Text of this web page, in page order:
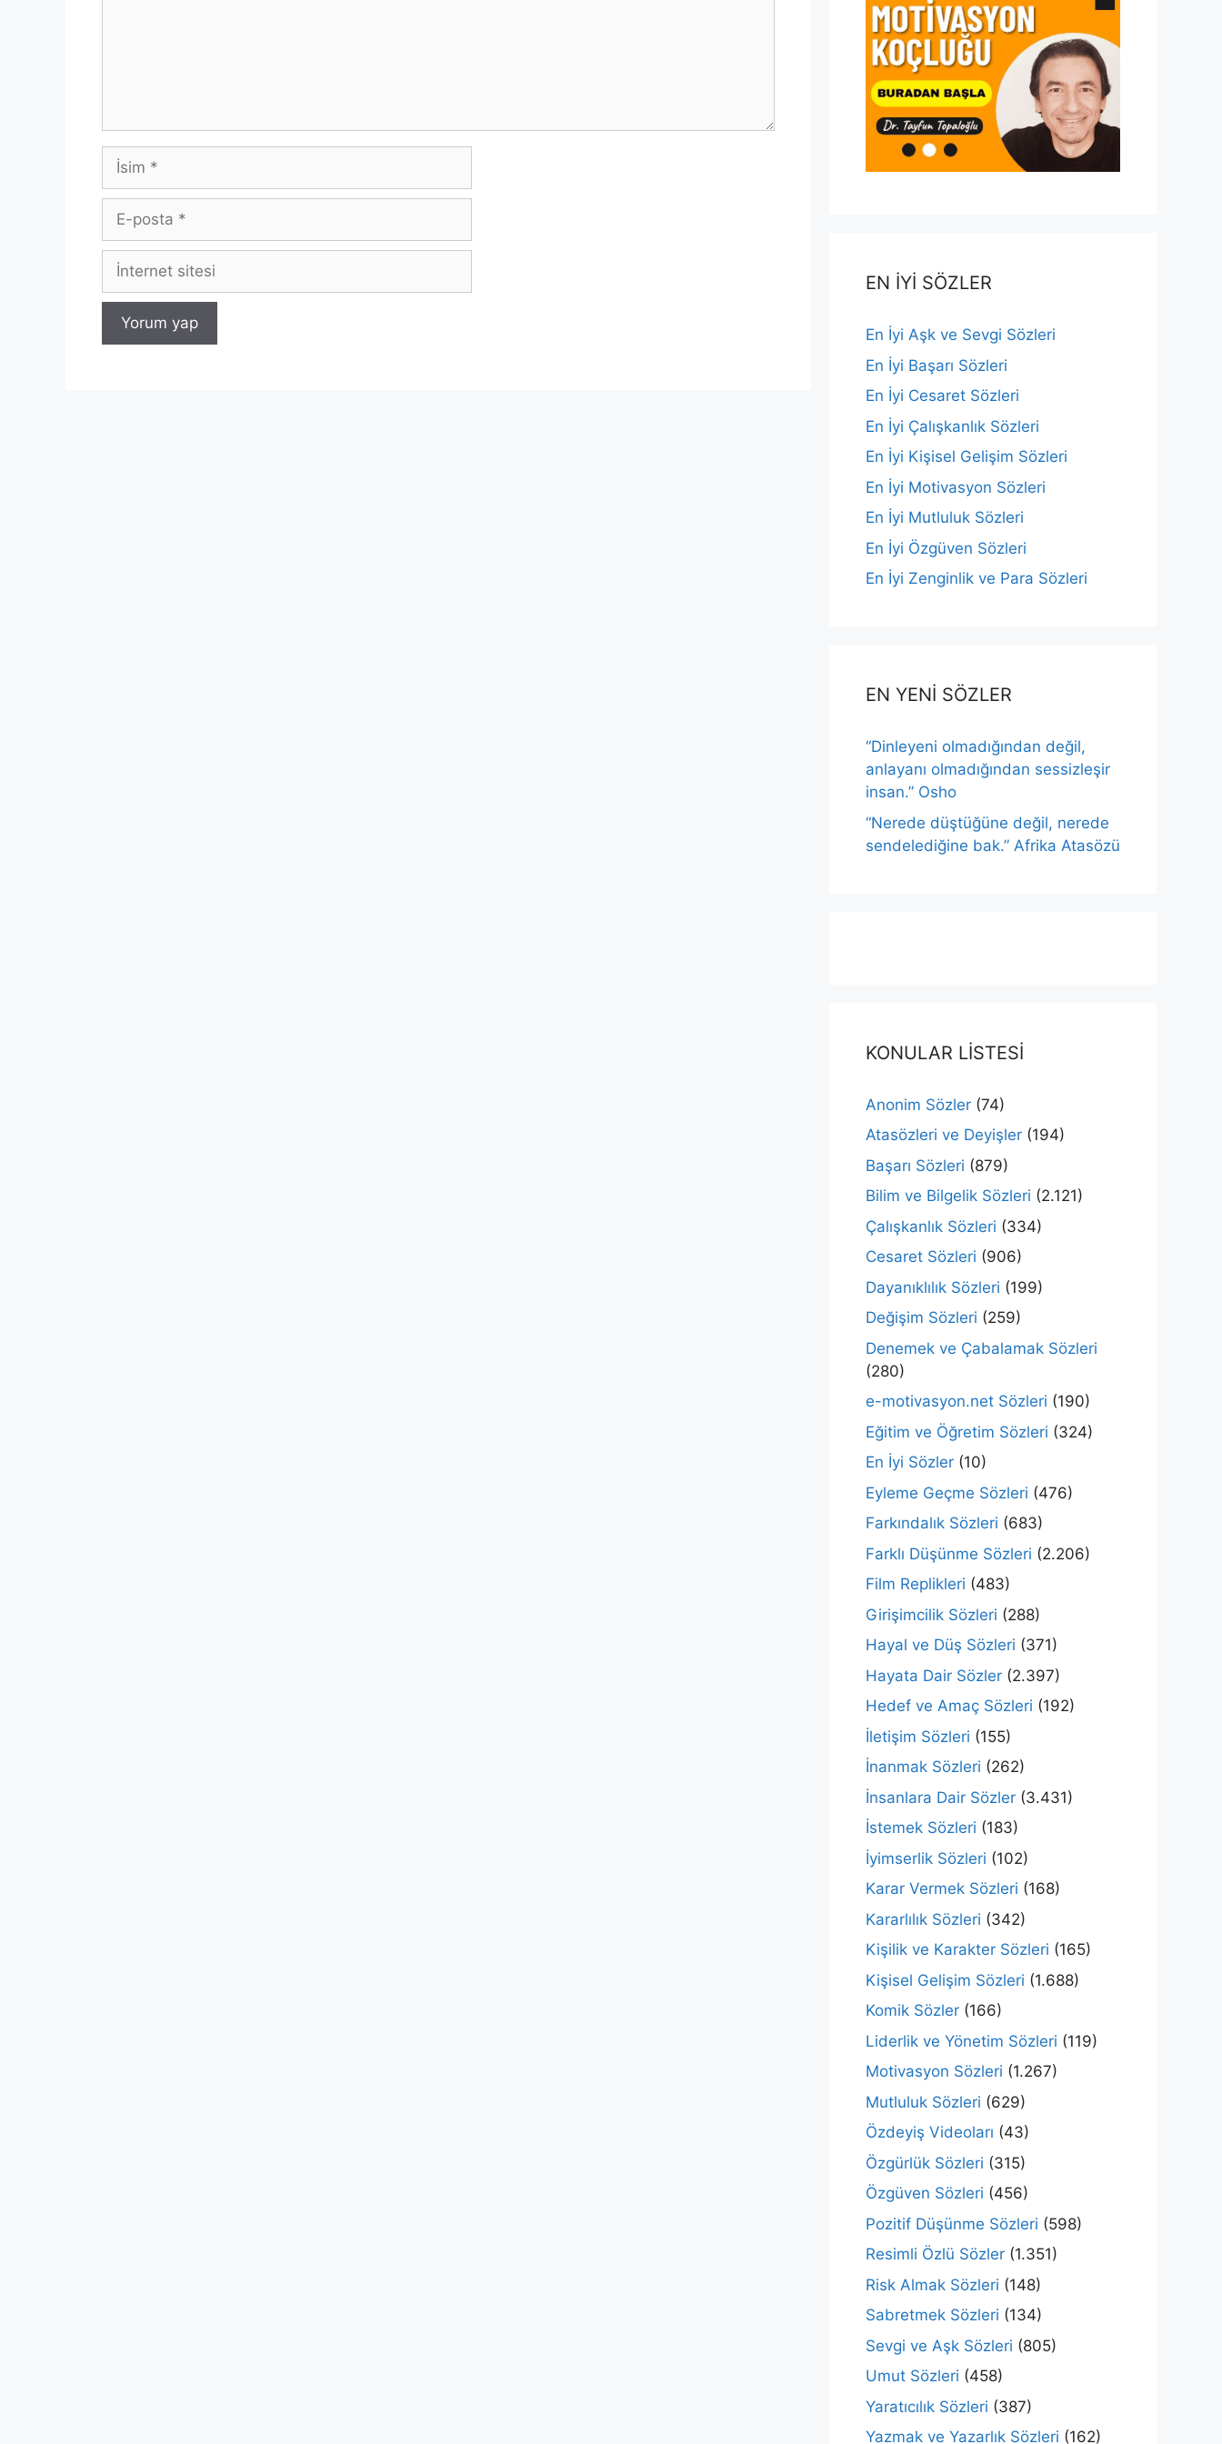
İsim
posta
İnternet
EN İYİ SÖZLER
En İyi Aşk ve Sevgi Sözleri
En İyi Başarı Sözleri
En İyi Cesaret Sözleri
En İyi Çalışkanlık Sözleri
En İyi Kişisel Gelişim Sözleri
En İyi Motivasyon Sözleri
En İyi Mutluluk Sözleri
En İyi Özgüven Sözleri
En İyi Zenginlik ve Para Sözleri
EN YENİ SÖZLER
“Dinleyeni olmadığından değil,
anlayanı olmadığından sessizleşir
insan.” Osho
“Nerede düştüğüne değil, nerede
sendelediğine bak.” Afrika Atasözü
KONULAR LİSTESİ
Anonim Sözler (74)
Atasözleri ve Deyişler (194)
Başarı Sözleri (879)
Bilim ve Bilgelik Sözleri (2.121)
Çalışkanlık Sözleri (334)
Cesaret Sözleri (906)
Dayanıklılık Sözleri (199)
Değişim Sözleri (259)
Denemek ve Çabalamak Sözleri
(280)
e-motivasyon.net Sözleri (190)
Eğitim ve Öğretim Sözleri (324)
En İyi Sözler (10)
Eyleme Geçme Sözleri (476)
Farkındalık Sözleri (683)
Farklı Düşünme Sözleri (2.206)
Film Replikleri (483)
Girişimcilik Sözleri (288)
Hayal ve Düş Sözleri (371)
Hayata Dair Sözler (2.397)
Hedef ve Amaç Sözleri (192)
İletişim Sözleri (155)
İnanmak Sözleri (262)
İnsanlara Dair Sözler (3.431)
İstemek Sözleri (183)
İyimserlik Sözleri (102)
Karar Vermek Sözleri (168)
Kararlılık Sözleri (342)
Kişilik ve Karakter Sözleri (165)
Kişisel Gelişim Sözleri (1.688)
Komik Sözler (166)
Liderlik ve Yönetim Sözleri (119)
Motivasyon Sözleri (1.267)
Mutluluk Sözleri (629)
Özdeyiş Videoları (43)
Özgürlük Sözleri (315)
Özgüven Sözleri (456)
Pozitif Düşünme Sözleri (598)
Resimli Özlü Sözler (1.351)
Risk Almak Sözleri (148)
Sabretmek Sözleri (134)
Sevgi ve Aşk Sözleri (805)
Umut Sözleri (458)
Yaratıcılık Sözleri (387)
Yazmak ve Yazarlık Sözleri (162)